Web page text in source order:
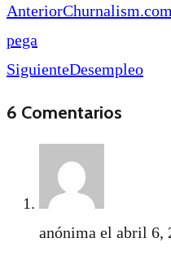
Anterior
pega
SiguienteDesempleo
6 Comentarios
anónima el abril 6,